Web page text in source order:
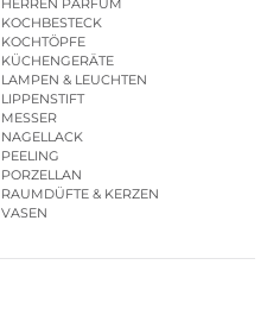
HERREN PARFUM
KOCHBESTECK
KOCHTÖPFE
KÜCHENGERÄTE
LAMPEN & LEUCHTEN
LIPPENSTIFT
MESSER
NAGELLACK
PEELING
PORZELLAN
RAUMDÜFTE & KERZEN
VASEN